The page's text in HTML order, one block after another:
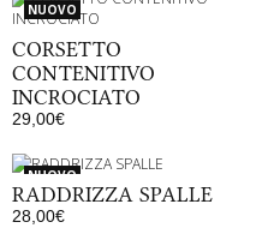
NUOVO
CORSETTO
CONTENITIVO
INCROCIATO
29,00€
NUOVO
RADDRIZZA SPALLE
28,00€